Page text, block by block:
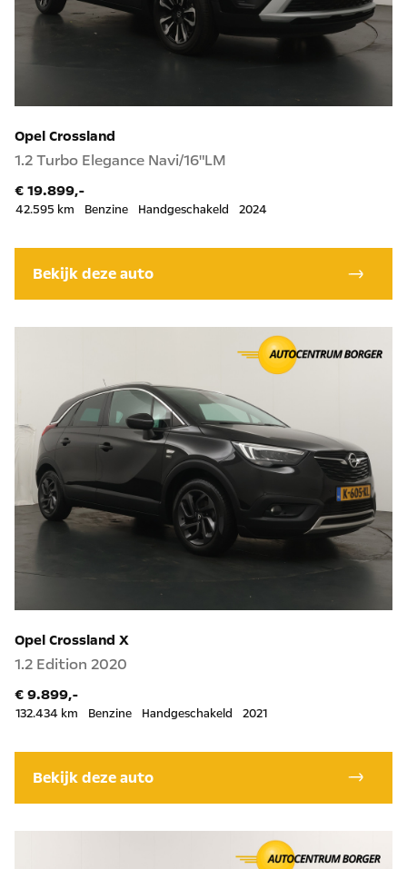
Opel Crossland
1.2 Turbo Elegance Navi/16"LM
€ 19.899,-
42.595 km Benzine Handgeschakeld 2024
Bekijk deze auto
Opel Crossland X
1.2 Edition 2020
€ 9.899,-
132.434 km Benzine Handgeschakeld 2021
Bekijk deze auto